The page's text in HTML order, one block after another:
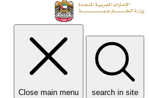
search in site
Close main menu